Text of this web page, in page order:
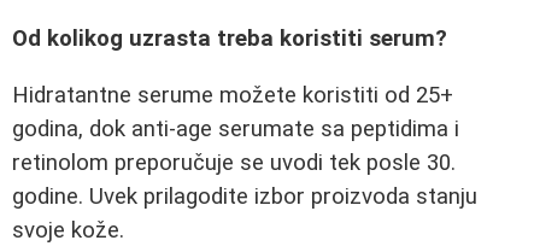
Od kolikog uzrasta treba koristiti serum?
Hidratantne serume možete koristiti od 25+
godina, dok anti-age serumate sa peptidima i
retinolom preporučuje se uvodi tek posle 30.
godine. Uvek prilagodite izbor proizvoda stanju
svoje kože.